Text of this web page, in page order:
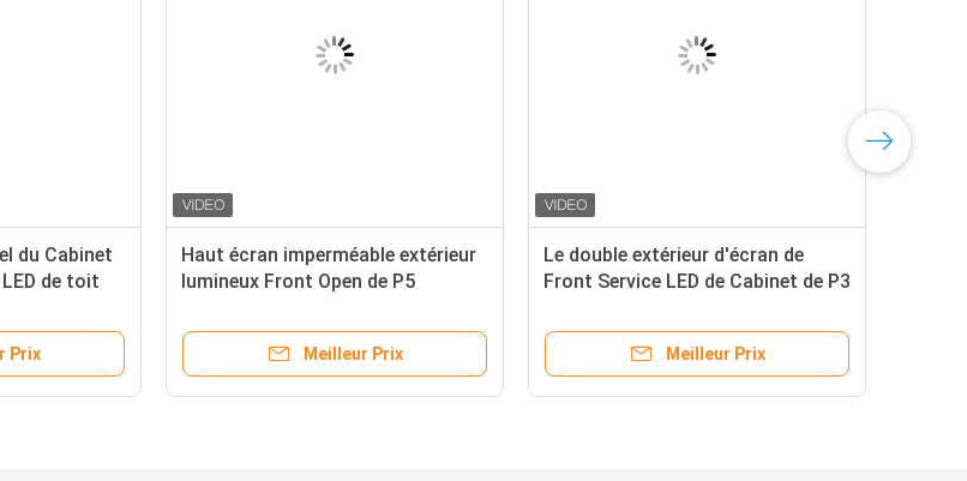
du Cabinet
de toit
Prix
Haut écran imperméable extérieur
lumineux Front Open de P5
Meilleur Prix
Le double extérieur d'écran de
Front Service LED de Cabinet de P3
Meilleur Prix